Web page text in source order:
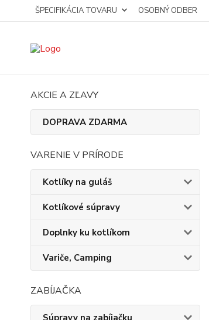
ŠPECIFIKÁCIA TOVARU OSOBNÝ ODBER
AKCIE A ZĽAVY
DOPRAVA ZDARMA
VARENIE V PRÍRODE
Kotlíky na guláš
Kotlíkové súpravy
Doplnky ku kotlíkom
Variče, Camping
ZABÍJAČKA
Súpravy na zabíjačku